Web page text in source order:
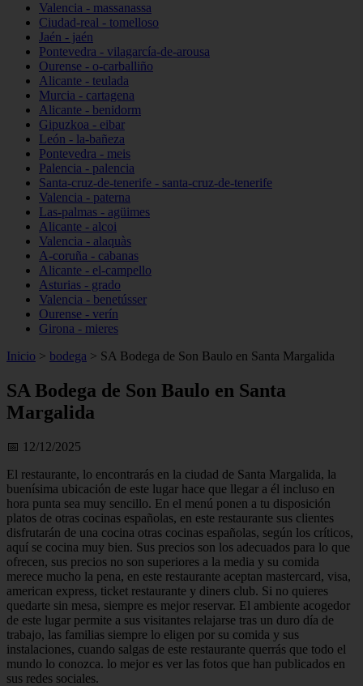
Valencia - massanassa
Ciudad-real - tomelloso
Jaén - jaén
Pontevedra - vilagarcía-de-arousa
Ourense - o-carballiño
Alicante - teulada
Murcia - cartagena
Alicante - benidorm
Gipuzkoa - eibar
León - la-bañeza
Pontevedra - meis
Palencia - palencia
Santa-cruz-de-tenerife - santa-cruz-de-tenerife
Valencia - paterna
Las-palmas - agüimes
Alicante - alcoi
Valencia - alaquàs
A-coruña - cabanas
Alicante - el-campello
Asturias - grado
Valencia - benetússer
Ourense - verín
Girona - mieres
Inicio > bodega > SA Bodega de Son Baulo en Santa Margalida
SA Bodega de Son Baulo en Santa
Margalida
📅 12/12/2025
El restaurante, lo encontrarás en la ciudad de Santa Margalida, la
buenísima ubicación de este lugar hace que llegar a él incluso en
hora punta sea muy sencillo. En el menú ponen a tu disposición
platos de otras cocinas españolas, en este restaurante sus clientes
disfrutarán de una cocina otras cocinas españolas, según los críticos,
aquí se cocina muy bien. Sus precios son los adecuados para lo que
ofrecen, sus precios no son superiores a la media y su comida
merece mucho la pena, en este restaurante aceptan mastercard, visa,
american express, ticket restaurante y diners club. Si no quieres
quedarte sin mesa, siempre es mejor reservar. El ambiente acogedor
de este lugar permite a sus visitantes relajarse tras un duro día de
trabajo, las familias siempre lo eligen por su comida y sus
instalaciones, cuando salgas de este restaurante querrás que todo el
mundo lo conozca. lo mejor es ver las fotos que han publicados en
sus redes sociales.